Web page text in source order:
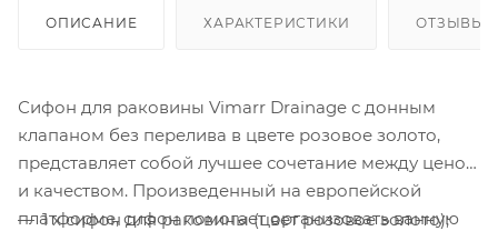
ОПИСАНИЕ ХАРАКТЕРИСТИКИ ОТЗЫВЫ
Сифон для раковины Vimarr Drainage с донным
клапаном без перелива в цвете розовое золото,
представляет собой лучшее сочетание между ценой
и качеством. Произведенный на европейской
платформе, сифон помогает организовать ванную
1 x сифон для раковины (цвет розовое золото);